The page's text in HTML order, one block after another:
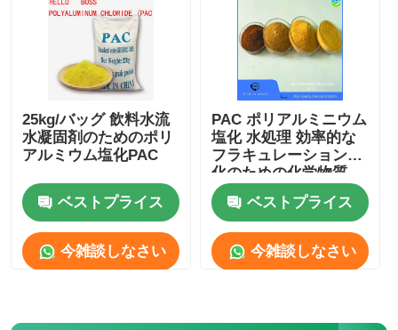
ホーム
製品
ビデオ
企業情報
25kg/バッグ 飲料水流
水凝固剤のためのポリ
アルミウム塩化PAC
ベストプライス
今雑談しなさい
PAC ポリアルミニウム
塩化 水処理 効率的な
フラキュレーション浄
化のための化学物質
ベストプライス
今雑談しなさい